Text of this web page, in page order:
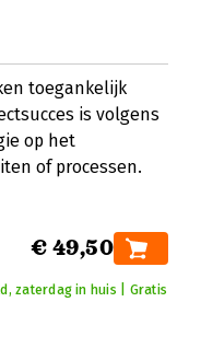
toegankelijk
is volgens
op het
of processen.
€ 49,50
zaterdag in huis | Gratis